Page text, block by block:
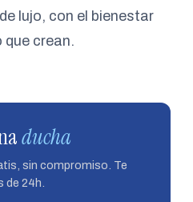
lujo, con el bienestar
que crean.
ducha
sin compromiso. Te
24h.